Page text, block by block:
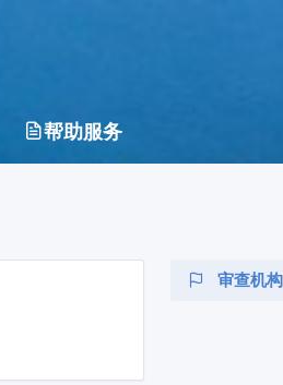
帮助服务
审查机构